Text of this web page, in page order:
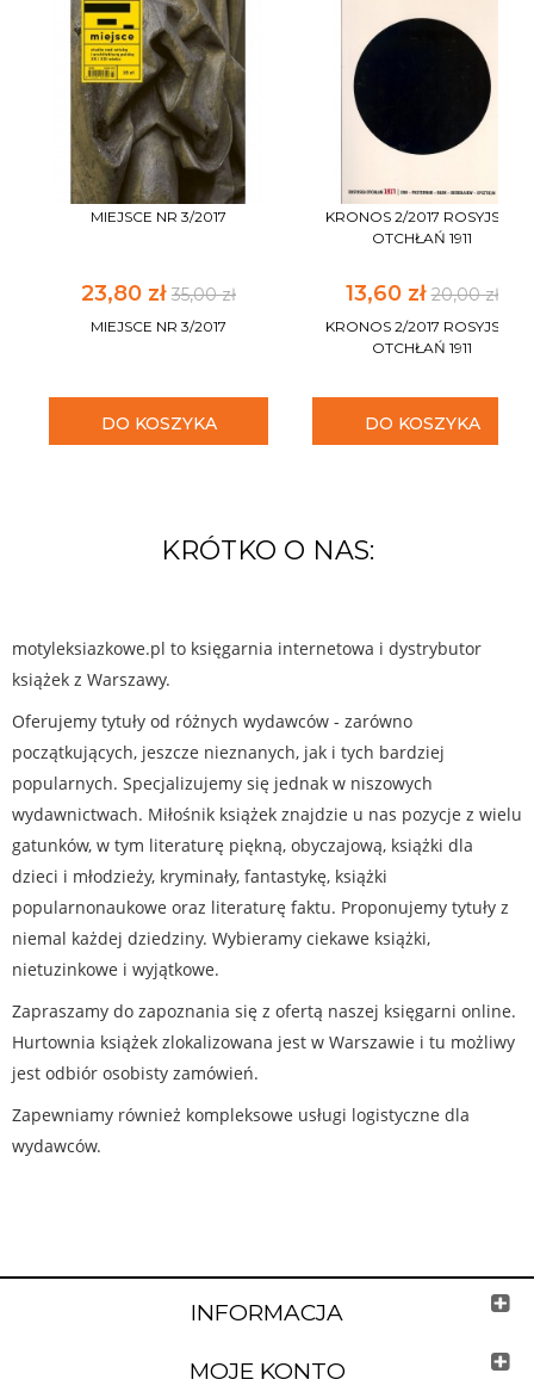
MIEJSCE NR 3/2017
23,80 zł 35,00 zł
MIEJSCE NR 3/2017
DO KOSZYKA
KRONOS 2/2017 ROSYJSKA
OTCHŁAŃ 1911
13,60 zł20,00 zł
KRONOS 2/2017 ROSYJSKA
OTCHŁAŃ 1911
DO KOSZYKA
KRÓTKO O NAS:
motyleksiazkowe.pl to księgarnia internetowa i dystrybutor
książek z Warszawy.
Oferujemy tytuły od różnych wydawców - zarówno
początkujących, jeszcze nieznanych, jak i tych bardziej
popularnych. Specjalizujemy się jednak w niszowych
wydawnictwach. Miłośnik książek znajdzie u nas pozycje z wielu
gatunków, w tym literaturę piękną, obyczajową, książki dla
dzieci i młodzieży, kryminały, fantastykę, książki
popularnonaukowe oraz literaturę faktu. Proponujemy tytuły z
niemal każdej dziedziny. Wybieramy ciekawe książki,
nietuzinkowe i wyjątkowe.
Zapraszamy do zapoznania się z ofertą naszej księgarni online.
Hurtownia książek zlokalizowana jest w Warszawie i tu możliwy
jest odbiór osobisty zamówień.
Zapewniamy również kompleksowe usługi logistyczne dla
wydawców.
INFORMACJA
MOJE KONTO